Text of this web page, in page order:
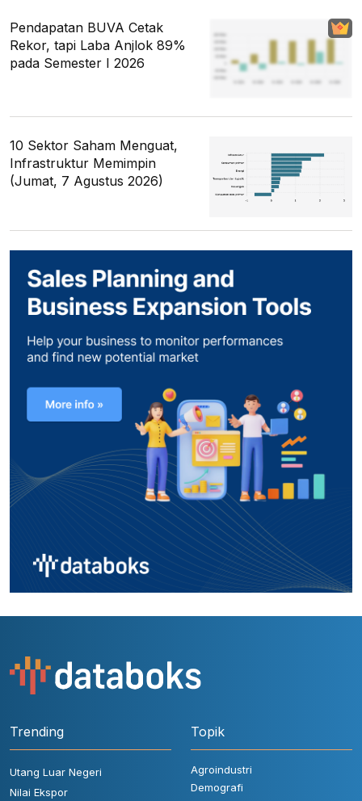
Pendapatan BUVA Cetak
Rekor, tapi Laba Anjlok 89%
pada Semester I 2026
10 Sektor Saham Menguat,
Infrastruktur Memimpin
(Jumat, 7 Agustus 2026)
Trending
Utang Luar Negeri
Nilai Ekspor
Topik
Agroindustri
Demografi